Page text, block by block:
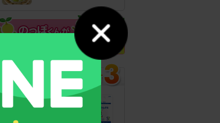
カルシウムグミ
13年連続モンド